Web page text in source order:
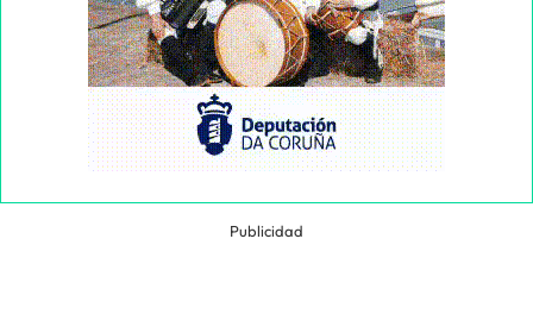
Publicidad